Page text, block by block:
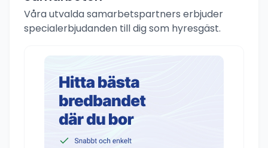
Våra utvalda samarbetspartners erbjuder
specialerbjudanden till dig som hyresgäst.